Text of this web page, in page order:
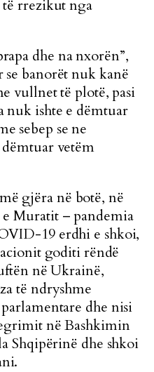
rrezikut nga
dhe na nxorën”,
banorët nuk kanë
vullnet të plotë, pasi
nuk ishte e dëmtuar
sebep se ne
dëmtuar vetëm
gjëra në botë, në
e Muratit –pandemia
19 erdhi e shkoi,
goditi rëndë
në Ukrainë,
të ndryshme
dhe nisi
në Bashkimin
Shqipërinë dhe shkoi